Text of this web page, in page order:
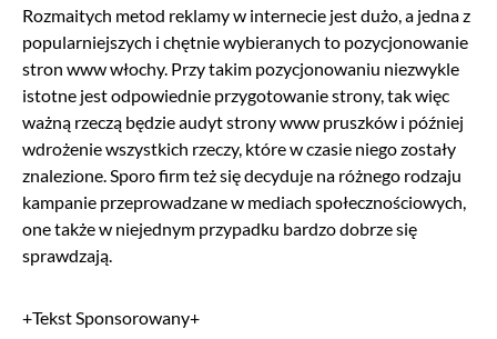
Rozmaitych metod reklamy w internecie jest dużo, a jedna z
popularniejszych i chętnie wybieranych to pozycjonowanie
stron www włochy. Przy takim pozycjonowaniu niezwykle
istotne jest odpowiednie przygotowanie strony, tak więc
ważną rzeczą będzie audyt strony www pruszków i później
wdrożenie wszystkich rzeczy, które w czasie niego zostały
znalezione. Sporo firm też się decyduje na różnego rodzaju
kampanie przeprowadzane w mediach społecznościowych,
one także w niejednym przypadku bardzo dobrze się
sprawdzają.
+Tekst Sponsorowany+